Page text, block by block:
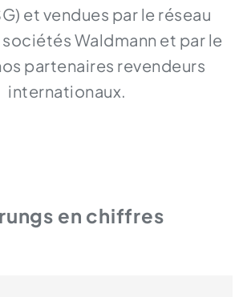
et vendues par le réseau
Waldmann et par le
partenaires revendeurs
internationaux.
en chiffres